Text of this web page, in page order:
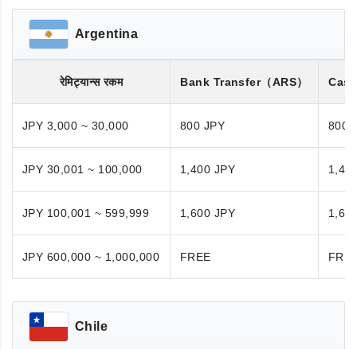
Argentina
रेमिट्यान्स रकम Bank Transfer（ARS）
JPY 3,000 ~ 30,000 800 JPY 800
JPY 30,001 ~ 100,000 1,400 JPY
JPY 100,001 ~ 599,999 1,600 JPY
JPY 600,000 ~ 1,000,000 FREE
Chile